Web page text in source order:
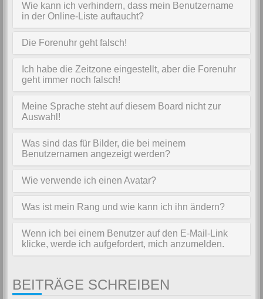
Wie kann ich verhindern, dass mein Benutzername
in der Online-Liste auftaucht?
Die Forenuhr geht falsch!
Ich habe die Zeitzone eingestellt, aber die Forenuhr
geht immer noch falsch!
Meine Sprache steht auf diesem Board nicht zur
Auswahl!
Was sind das für Bilder, die bei meinem
Benutzernamen angezeigt werden?
Wie verwende ich einen Avatar?
Was ist mein Rang und wie kann ich ihn ändern?
Wenn ich bei einem Benutzer auf den E-Mail-Link
klicke, werde ich aufgefordert, mich anzumelden.
BEITRÄGE SCHREIBEN